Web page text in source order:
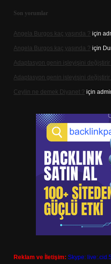
Son yorumlar
Angela Burgos kaç yaşında ? için
Angela Burgos kaç yaşında ? için
Adaptasyon genin işleyişini değiştirir
Adaptasyon genin işleyişini değiştirir
Ceylin ne demek Diyanet ? için
Reklam ve İletişim: Skype: